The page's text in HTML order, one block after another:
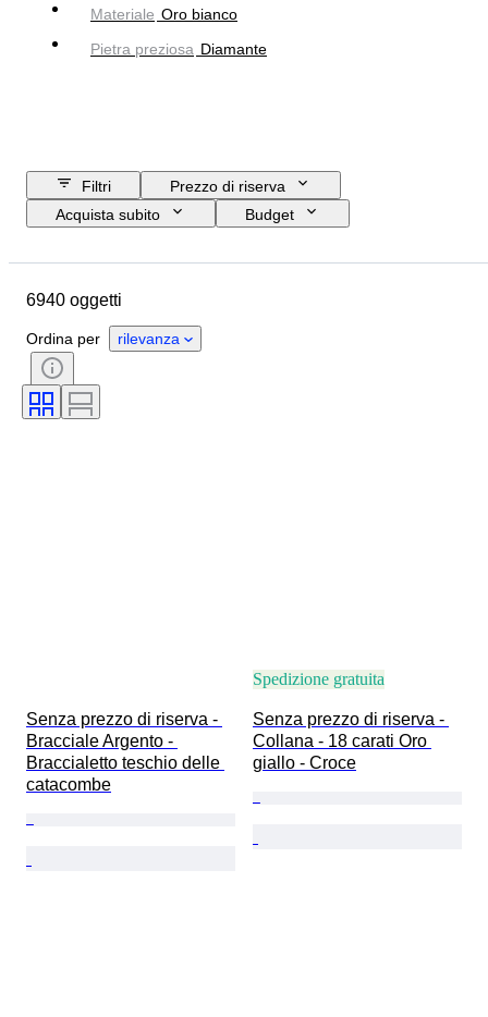
Materiale Oro bianco
Pietra preziosa Diamante
Filtri
Prezzo di riserva
Acquista subito
Budget
Paese d’origine
Condizioni
Pietra preziosa
Titolo
Purezza
6940 oggetti
Ordina per rilevanza
Senza prezzo di riserva -
Bracciale Argento -
Braccialetto teschio delle
catacombe
Spedizione gratuita
Senza prezzo di riserva -
Collana - 18 carati Oro
giallo - Croce